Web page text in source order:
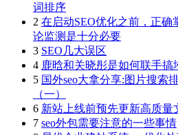
词排序
2 在启动SEO优化之前，正
论监测是十分必要
3 SEO几大误区
4 鹿晗和关晓彤是如何联手搞
5 国外seo大拿分享:图片搜索
（一）
6 新站上线前预先更新高质量
7 seo外包需要注意的一些事情